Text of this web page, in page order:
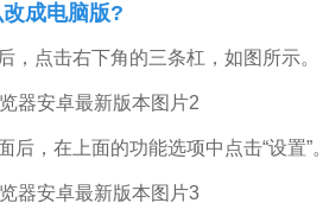
成电脑版?
，点击右下角的三条杠，如图所示。
后，在上面的功能选项中点击“设置”。